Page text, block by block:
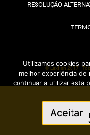
RESOLUÇÃO
© Luxfish 2017 -
Utilizamos cookies
melhor experiência de
continuar a utilizar esta
Aceitar